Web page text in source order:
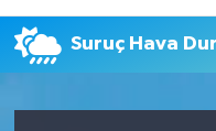
Suruç Hava